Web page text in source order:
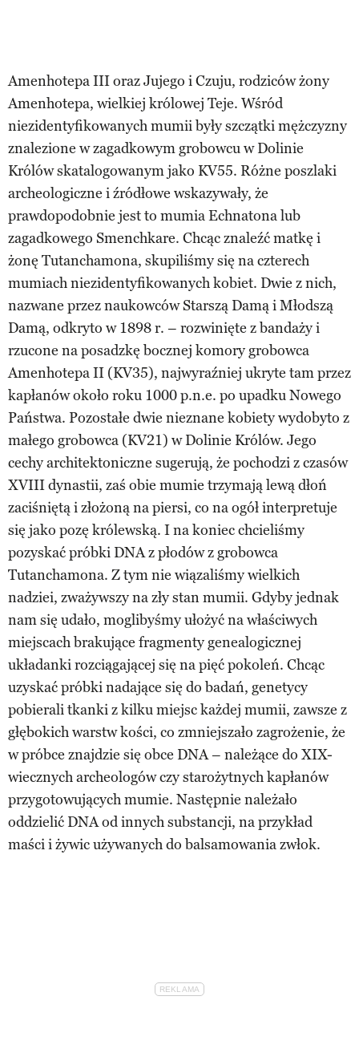
Amenhotepa III oraz Jujego i Czuju, rodziców żony
Amenhotepa, wielkiej królowej Teje. Wśród
niezidentyfikowanych mumii były szczątki mężczyzny
znalezione w zagadkowym grobowcu w Dolinie
Królów skatalogowanym jako KV55. Różne poszlaki
archeologiczne i źródłowe wskazywały, że
prawdopodobnie jest to mumia Echnatona lub
zagadkowego Smenchkare. Chcąc znaleźć matkę i
żonę Tutanchamona, skupiliśmy się na czterech
mumiach niezidentyfikowanych kobiet. Dwie z nich,
nazwane przez naukowców Starszą Damą i Młodszą
Damą, odkryto w 1898 r. – rozwinięte z bandaży i
rzucone na posadzkę bocznej komory grobowca
Amenhotepa II (KV35), najwyraźniej ukryte tam przez
kapłanów około roku 1000 p.n.e. po upadku Nowego
Państwa. Pozostałe dwie nieznane kobiety wydobyto z
małego grobowca (KV21) w Dolinie Królów. Jego
cechy architektoniczne sugerują, że pochodzi z czasów
XVIII dynastii, zaś obie mumie trzymają lewą dłoń
zaciśniętą i złożoną na piersi, co na ogół interpretuje
się jako pozę królewską. I na koniec chcieliśmy
pozyskać próbki DNA z płodów z grobowca
Tutanchamona. Z tym nie wiązaliśmy wielkich
nadziei, zważywszy na zły stan mumii. Gdyby jednak
nam się udało, moglibyśmy ułożyć na właściwych
miejscach brakujące fragmenty genealogicznej
układanki rozciągającej się na pięć pokoleń. Chcąc
uzyskać próbki nadające się do badań, genetycy
pobierali tkanki z kilku miejsc każdej mumii, zawsze z
głębokich warstw kości, co zmniejszało zagrożenie, że
w próbce znajdzie się obce DNA – należące do XIX-
wiecznych archeologów czy starożytnych kapłanów
przygotowujących mumie. Następnie należało
oddzielić DNA od innych substancji, na przykład
maści i żywic używanych do balsamowania zwłok.